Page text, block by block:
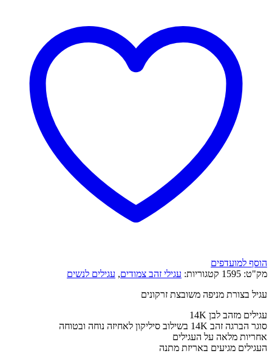
הוסף למועדפים
מק"ט: 1595 קטגוריות: עגילי זהב צמודים, עגילים לנשים
עגיל בצורת מניפה משובצת זרקונים
עגילים מזהב לבן 14K
סוגר הברגה זהב 14K בשילוב סיליקון לאחיזה נוחה ובטוחה
אחריות מלאה על העגילים
העגילים מגיעים באריזת מתנה